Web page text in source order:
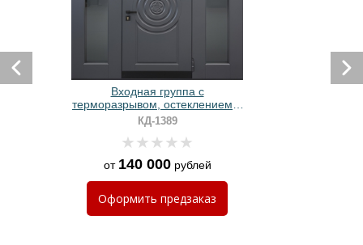
Входная группа с
терморазрывом, остеклением и
панелями МДФ антрацит
КД-1389
от 140 000рублей
Оформить предзаказ